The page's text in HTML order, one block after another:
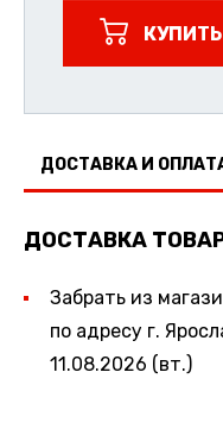
КУПИТЬ
ДОСТАВКА И
ДОСТАВКА
Забрать из
по адресу г.
11.08.2026 (вт.)